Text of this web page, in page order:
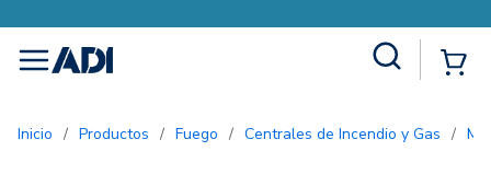
menu
Inicio / Productos / Fuego / Centrales de Incendio y Gas /